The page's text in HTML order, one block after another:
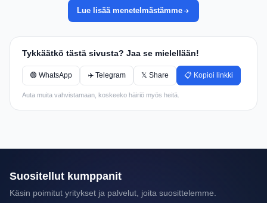
Lue lisää menetelmästämme
Tykkäätkö tästä sivusta? Jaa se mielellään!
🟢 WhatsApp ✈️ Telegram 𝕏 Share 📋 Kopioi linkki
Auta muita vahvistamaan, koskeeko häiriö myös heitä.
Suositellut kumppanit
Käsin poimitut yritykset ja palvelut, joita suosittelemme.